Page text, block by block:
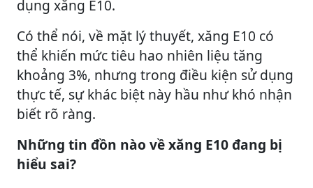
dụng xăng E10.
Có thể nói, về mặt lý thuyết, xăng E10 có
thể khiến mức tiêu hao nhiên liệu tăng
khoảng 3%, nhưng trong điều kiện sử dụng
thực tế, sự khác biệt này hầu như khó nhận
biết rõ ràng.
Những tin đồn nào về xăng E10 đang bị
hiểu sai?